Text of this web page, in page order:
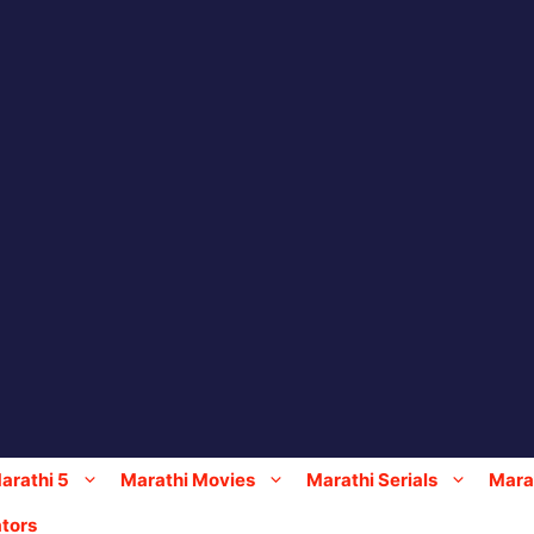
5 Marathi Movies Marathi Serials